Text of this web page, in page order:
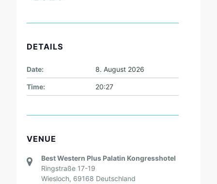
DETAILS
Date: 8. August 2026
Time: 20:27
VENUE
Best Western Plus Palatin Kongresshotel
Ringstraße 17-19
Wiesloch, 69168 Deutschland